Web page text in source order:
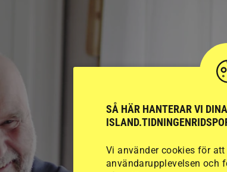
SÅ HÄR HANTERAR VI
Vi använder cookies för
användarupplevelsen och